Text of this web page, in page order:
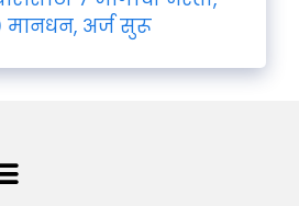
मानधन, अर्ज सुरू